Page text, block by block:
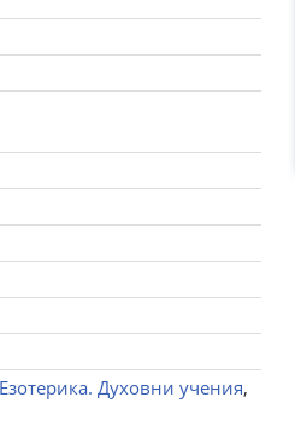
Езотерика. Духовни учения,